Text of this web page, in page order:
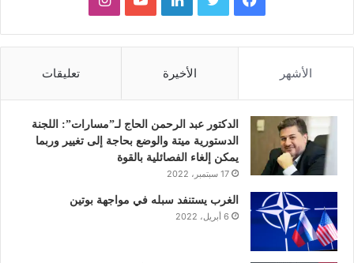
ي
و
ك
و
ر
ي
د
إ
و
و
ب
ن
ق
الأشهر الأخيرة تعليقات
الدكتور عبد الرحمن الحاج لـ”مسارات”: اللجنة
الدستورية ميتة والوضع بحاجة إلى تغيير وربما
يمكن إلغاء الفصائلية بالقوة
17 سبتمبر، 2022
الغرب يستنفد سبله في مواجهة بوتين
6 أبريل، 2022